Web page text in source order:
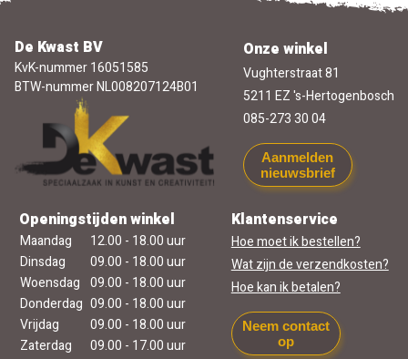
De Kwast BV
KvK-nummer 16051585
BTW-nummer NL008207124B01
Onze winkel
Vughterstraat 81
5211 EZ 's-Hertogenbosch
085-273 30 04
Aanmelden
nieuwsbrief
Openingstijden winkel
Maandag
12.00 - 18.00 uur
Dinsdag
09.00 - 18.00 uur
Woensdag 09.00 - 18.00 uur
Donderdag 09.00 - 18.00 uur
Vrijdag
09.00 - 18.00 uur
Zaterdag
09.00 - 17.00 uur
Klantenservice
Hoe moet ik bestellen?
Wat zijn de verzendkosten?
Hoe kan ik betalen?
Neem contact
op